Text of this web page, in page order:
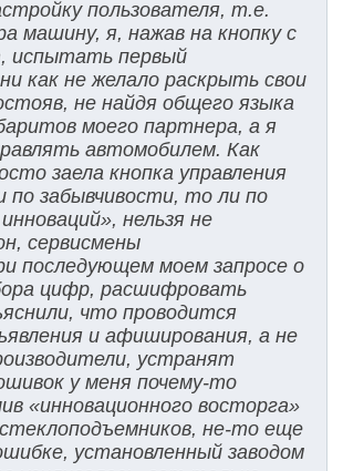
пользователя, т.е.
машину, я, нажав на кнопку с
испытать первый
как не желало раскрыть свои
не найдя общего языка
моего партнера, а я
автомобилем. Как
заела кнопка управления
забывчивости, то ли по
нельзя не
сервисмены
последующем моем запросе о
цифр, расшифровать
что проводится
и афиширования, а не
устранят
у меня почему-то
«инновационного восторга»
не-то еще
установленный заводом